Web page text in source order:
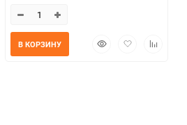
БыстрыйДобавить
В КОРЗИНУ